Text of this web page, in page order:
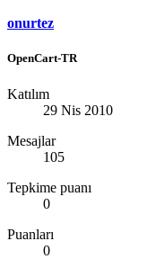
onurtez
OpenCart-TR
Katılım
29 Nis 2010
Mesajlar
105
Tepkime puanı
0
Puanları
0